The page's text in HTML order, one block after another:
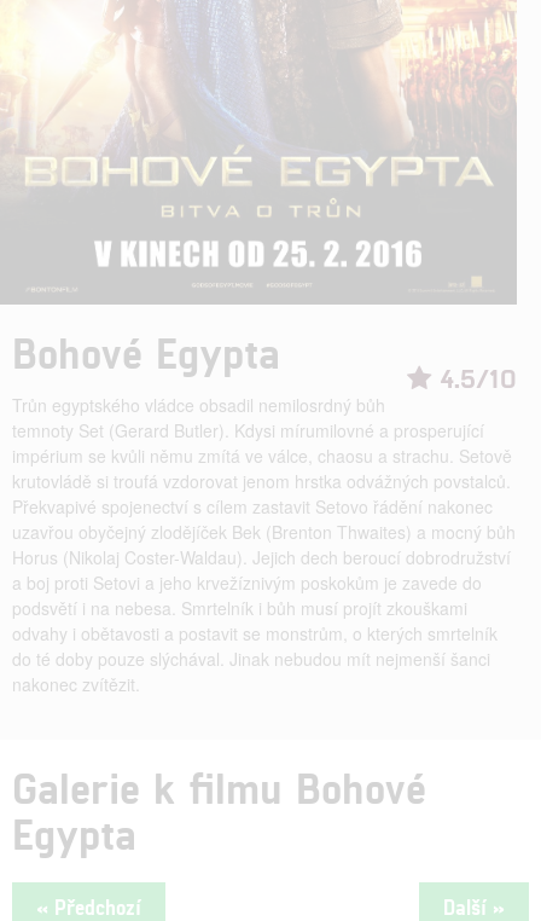
4.5/10
Bohové Egypta
Trůn egyptského vládce obsadil nemilosrdný bůh
temnoty Set (Gerard Butler). Kdysi mírumilovné a prosperující
impérium se kvůli němu zmítá ve válce, chaosu a strachu. Setově
krutovládě si troufá vzdorovat jenom hrstka odvážných povstalců.
Překvapivé spojenectví s cílem zastavit Setovo řádění nakonec
uzavřou obyčejný zlodějíček Bek (Brenton Thwaites) a mocný bůh
Horus (Nikolaj Coster-Waldau). Jejich dech beroucí dobrodružství
a boj proti Setovi a jeho krvežíznivým poskokům je zavede do
podsvětí i na nebesa. Smrtelník i bůh musí projít zkouškami
odvahy i obětavosti a postavit se monstrům, o kterých smrtelník
do té doby pouze slýchával. Jinak nebudou mít nejmenší šanci
nakonec zvítězit.
Galerie k filmu Bohové
Egypta
« Předchozí Další »